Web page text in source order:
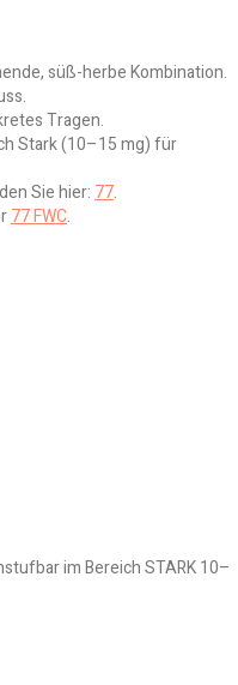
süß-herbe Kombination.
Tragen.
Stark (10–15 mg) für
Sie hier: 77.
77 FWC.
im Bereich STARK 10–